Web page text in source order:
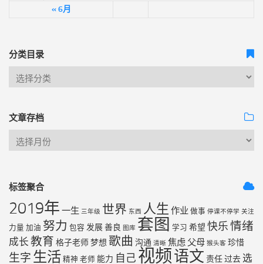
« 6月
分类目录
文章存档
标签聚合
2019年 一生 三年级 世界 东西 人生 作业 做事 停课不停学 关注
力量 加油 努力 包容 发展善良 图库 套图 学习 希望 快乐情绪
成长 教育 格子老师梦想 歌曲 沟通 清晰 焦虑 父母 猴头客 珍惜
生字 生活 精神 老师 能力 自己 视频语文 责任过去 选